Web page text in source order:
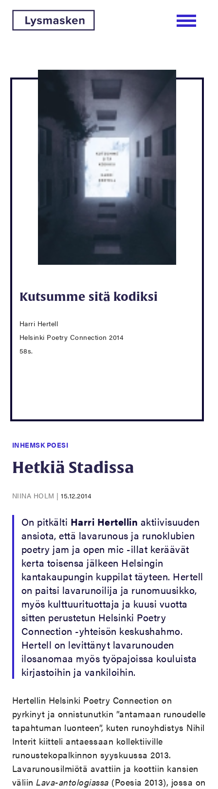
Kutsumme sitä kodiksi
Harri Hertell
Helsinki Poetry Connection 2014
58s.
INHEMSK POESI
Hetkiä Stadissa
NIINA HOLM |15.12.2014
On pitkälti Harri Hertellin aktiivisuuden
ansiota, että lavarunous ja runoklubien
poetry jam ja open mic -illat keräävät
kerta toisensa jälkeen Helsingin
kantakaupungin kuppilat täyteen. Hertell
on paitsi lavarunoilija ja runomuusikko,
myös kulttuurituottaja ja kuusi vuotta
sitten perustetun Helsinki Poetry
Connection -yhteisön keskushahmo.
Hertell on levittänyt lavarunouden
ilosanomaa myös työpajoissa kouluista
kirjastoihin ja vankiloihin.
Hertellin Helsinki Poetry Connection on
pyrkinyt ja onnistunutkin ”antamaan runoudelle
tapahtuman luonteen”, kuten runoyhdistys Nihil
Interit kiitteli antaessaan kollektiiville
runoustekopalkinnon syyskuussa 2013.
Lavarunousilmiötä avattiin ja koottiin kansien
väliinLava-antologiassa (Poesia 2013), jossa on